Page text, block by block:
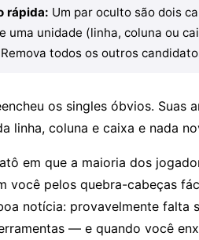
rápida: Um par oculto são dois
uma unidade (linha, coluna ou
todos os outros
os singles óbvios. Suas
linha, coluna e caixa e nada
em que a maioria dos
você pelos quebra-cabeças
notícia: provavelmente falta
— e quando você